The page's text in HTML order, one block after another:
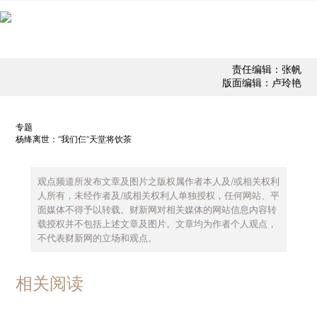
责任编辑：张帆
版面编辑：卢玲艳
专题
杨绛离世：“我们仨”天堂将饮茶
观点频道所发布文章及图片之版权属作者本人及/或相关权利
人所有，未经作者及/或相关权利人单独授权，任何网站、平
面媒体不得予以转载。财新网对相关媒体的网站信息内容转
载授权并不包括上述文章及图片。文章均为作者个人观点，
不代表财新网的立场和观点。
相关阅读